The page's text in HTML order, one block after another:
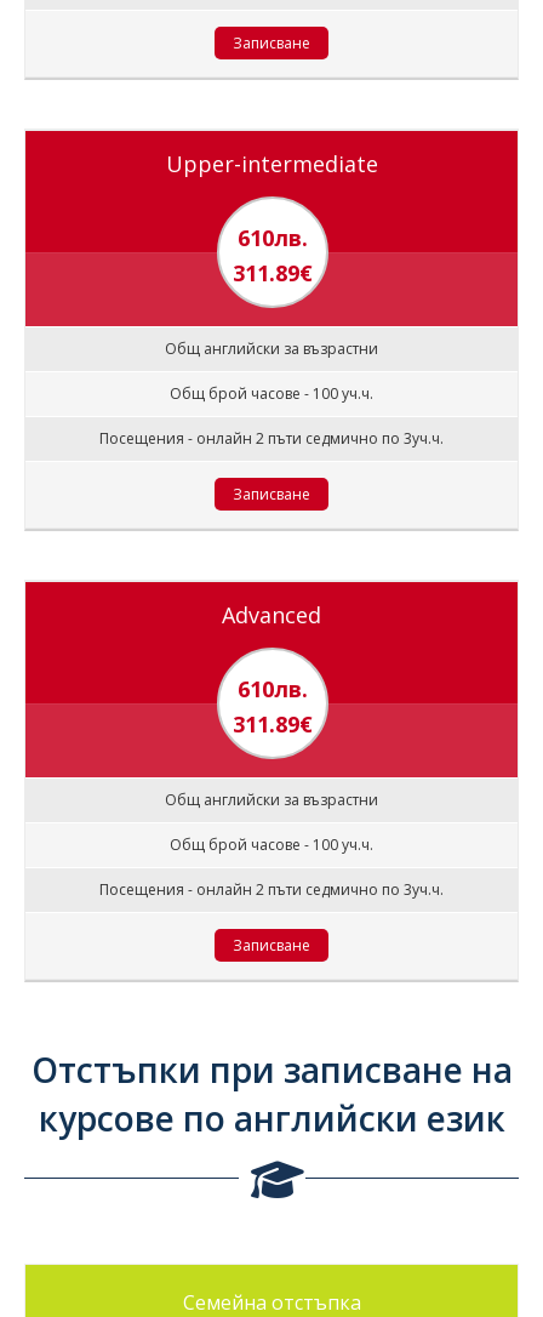
Записване
Upper-intermediate
610лв.
311.89€
Общ английски за възрастни
Общ брой часове - 100 уч.ч.
Посещения - онлайн 2 пъти седмично по 3уч.ч.
Записване
Advanced
610лв.
311.89€
Общ английски за възрастни
Общ брой часове - 100 уч.ч.
Посещения - онлайн 2 пъти седмично по 3уч.ч.
Записване
Отстъпки при записване на
курсове по английски език
Семейна отстъпка